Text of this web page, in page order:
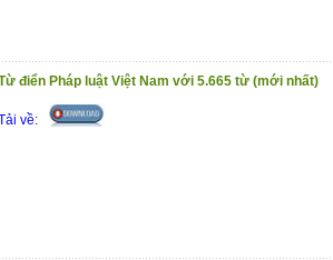
điển Pháp luật Việt Nam với 5.665 từ (mới nhất)
về: